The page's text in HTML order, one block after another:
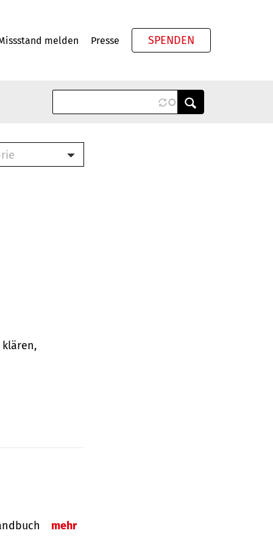
melden Presse SPENDEN
(RTF)
(PDF)
klären,
mehr